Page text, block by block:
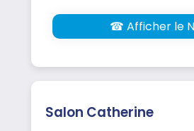
☎ Afficher le
Salon Catherine